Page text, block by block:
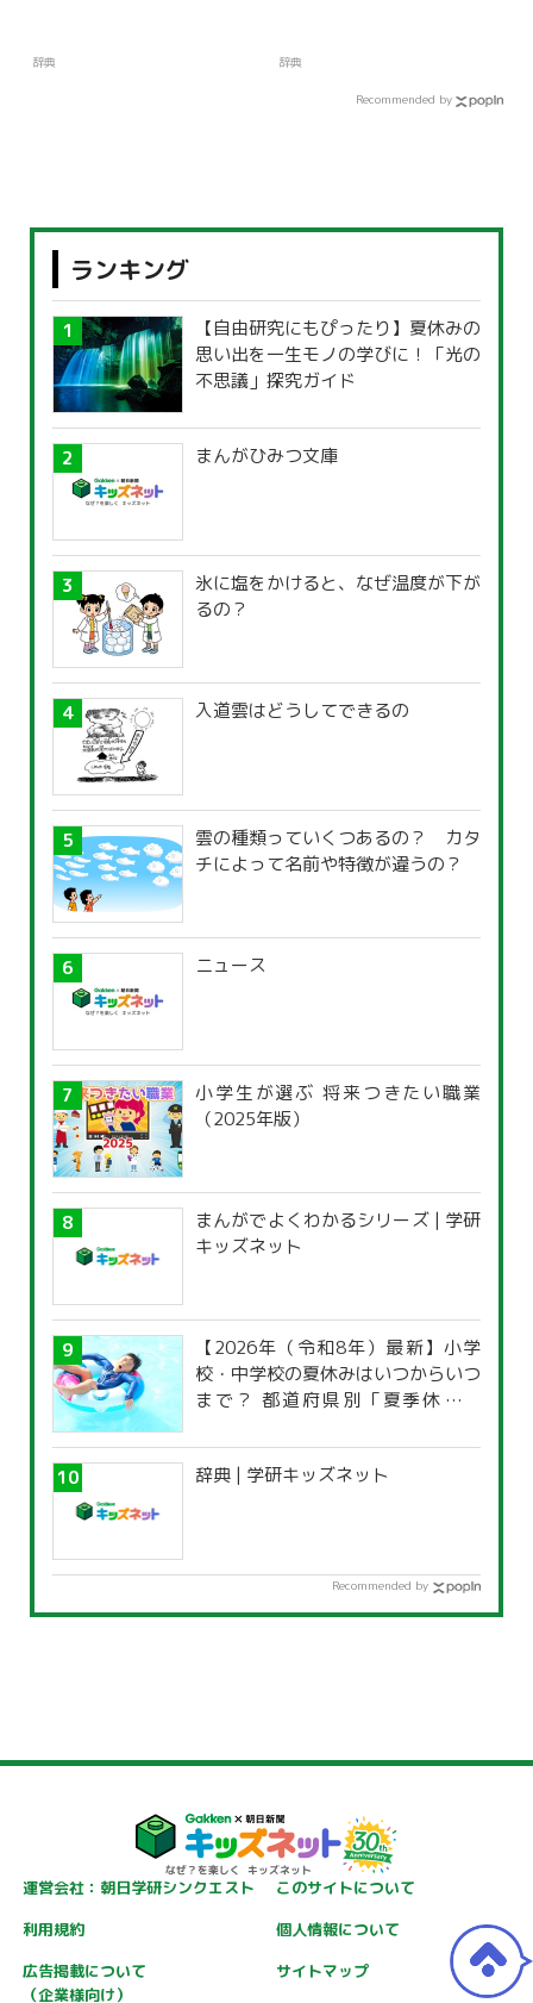
辞典 辞典
Recommended by
ランキング
【自由研究にもぴったり】夏休みの
思い出を一生モノの学びに！「光の
不思議」探究ガイド
まんがひみつ文庫
氷に塩をかけると、なぜ温度が下が
るの？
入道雲はどうしてできるの
雲の種類っていくつあるの？ カタ
チによって名前や特徴が違うの？
ニュース
小学生が選ぶ 将来つきたい職業
（2025年版）
まんがでよくわかるシリーズ | 学研
キッズネット
【2026年（令和8年）最新】小学
校・中学校の夏休みはいつからいつ
まで？ 都道府県別「夏季休暇一
辞典 | 学研キッズネット
Recommended by
運営会社：朝日学研シンクエスト
このサイトについて
利用規約
個人情報について
広告掲載について
（企業様向け）
サイトマップ